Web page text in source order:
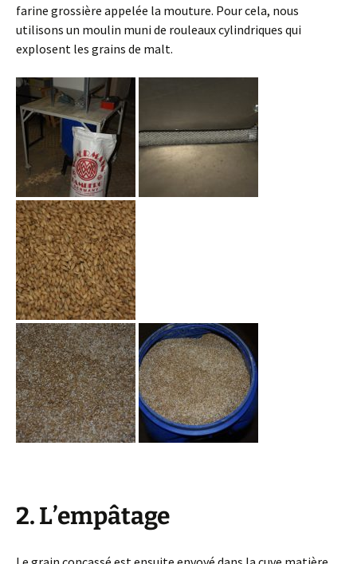
farine grossière appelée la mouture. Pour cela, nous
utilisons un moulin muni de rouleaux cylindriques qui
explosent les grains de malt.
2. L’empâtage